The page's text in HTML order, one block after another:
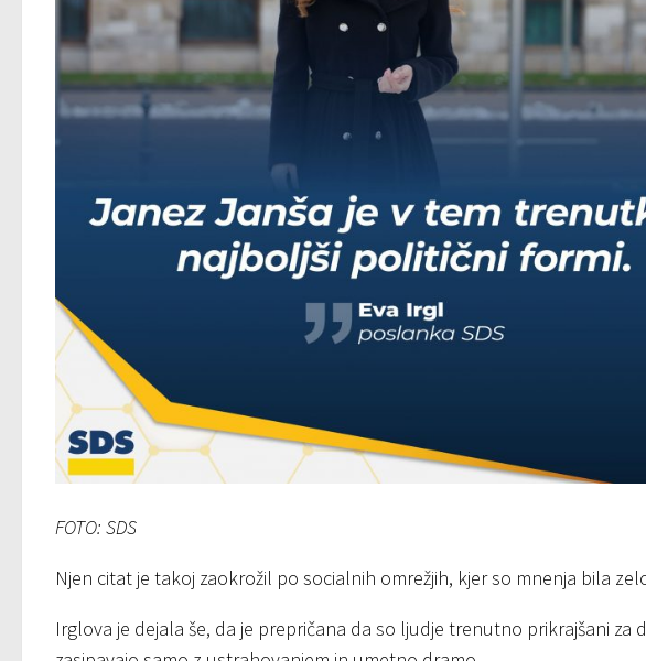
FOTO: SDS
Njen citat je takoj zaokrožil po socialnih omrežjih, kjer so mnenja bila
Irglova je dejala še, da je prepričana da so ljudje trenutno prikrajšani za